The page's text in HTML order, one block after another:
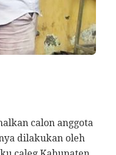
calon anggota
dilakukan oleh